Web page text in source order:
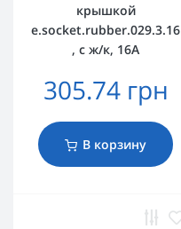
крышкой
e.socket.rubber.029.3.16
, с ж/к, 16А
305.74 грн
В корзину